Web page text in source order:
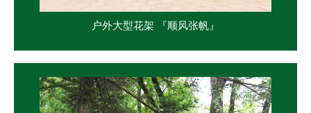
户外大型花架 『顺风张帆』